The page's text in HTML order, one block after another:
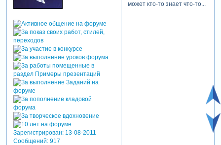
Зарегистрирован: 13-08-2011
Сообщений:917
может кто-то знает что-то...